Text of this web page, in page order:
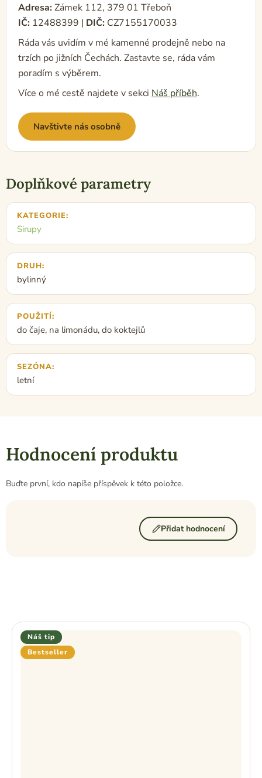
Adresa: Zámek 112, 379 01 Třeboň
IČ: 12488399 | DIČ: CZ7155170033
Ráda vás uvidím v mé kamenné prodejně nebo na
trzích po jižních Čechách. Zastavte se, ráda vám
poradím s výběrem.
Více o mé cestě najdete v sekci Náš příběh.
Navštivte nás osobně
Doplňkové parametry
KATEGORIE:
Sirupy
DRUH:
bylinný
POUŽITÍ:
do čaje, na limonádu, do koktejlů
SEZÓNA:
letní
Náš tip
Bestseller
Hodnocení produktu
Buďte první, kdo napíše příspěvek k této položce.
Přidat hodnocení